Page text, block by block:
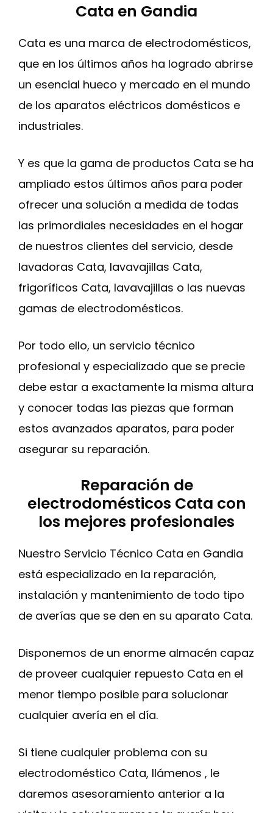
Cata en Gandia
Cata es una marca de electrodomésticos,
que en los últimos años ha logrado abrirse
un esencial hueco y mercado en el mundo
de los aparatos eléctricos domésticos e
industriales.
Y es que la gama de productos Cata se ha
ampliado estos últimos años para poder
ofrecer una solución a medida de todas
las primordiales necesidades en el hogar
de nuestros clientes del servicio, desde
lavadoras Cata, lavavajillas Cata,
frigoríficos Cata, lavavajillas o las nuevas
gamas de electrodomésticos.
Por todo ello, un servicio técnico
profesional y especializado que se precie
debe estar a exactamente la misma altura
y conocer todas las piezas que forman
estos avanzados aparatos, para poder
asegurar su reparación.
Reparación de
electrodomésticos Cata con
los mejores profesionales
Nuestro Servicio Técnico Cata en Gandia
está especializado en la reparación,
instalación y mantenimiento de todo tipo
de averías que se den en su aparato Cata.
Disponemos de un enorme almacén capaz
de proveer cualquier repuesto Cata en el
menor tiempo posible para solucionar
cualquier avería en el día.
Si tiene cualquier problema con su
electrodoméstico Cata, llámenos , le
daremos asesoramiento anterior a la